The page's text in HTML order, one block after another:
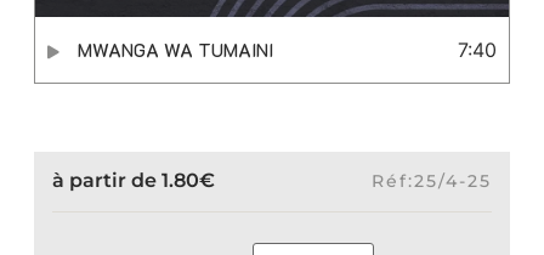
MWANGA WA TUMAINI 7:40
à partir de 1.80€ Réf:25/4-25